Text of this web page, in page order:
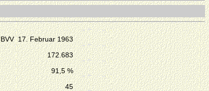
BVV 17. Februar 1963
172.683
91,5 %
45